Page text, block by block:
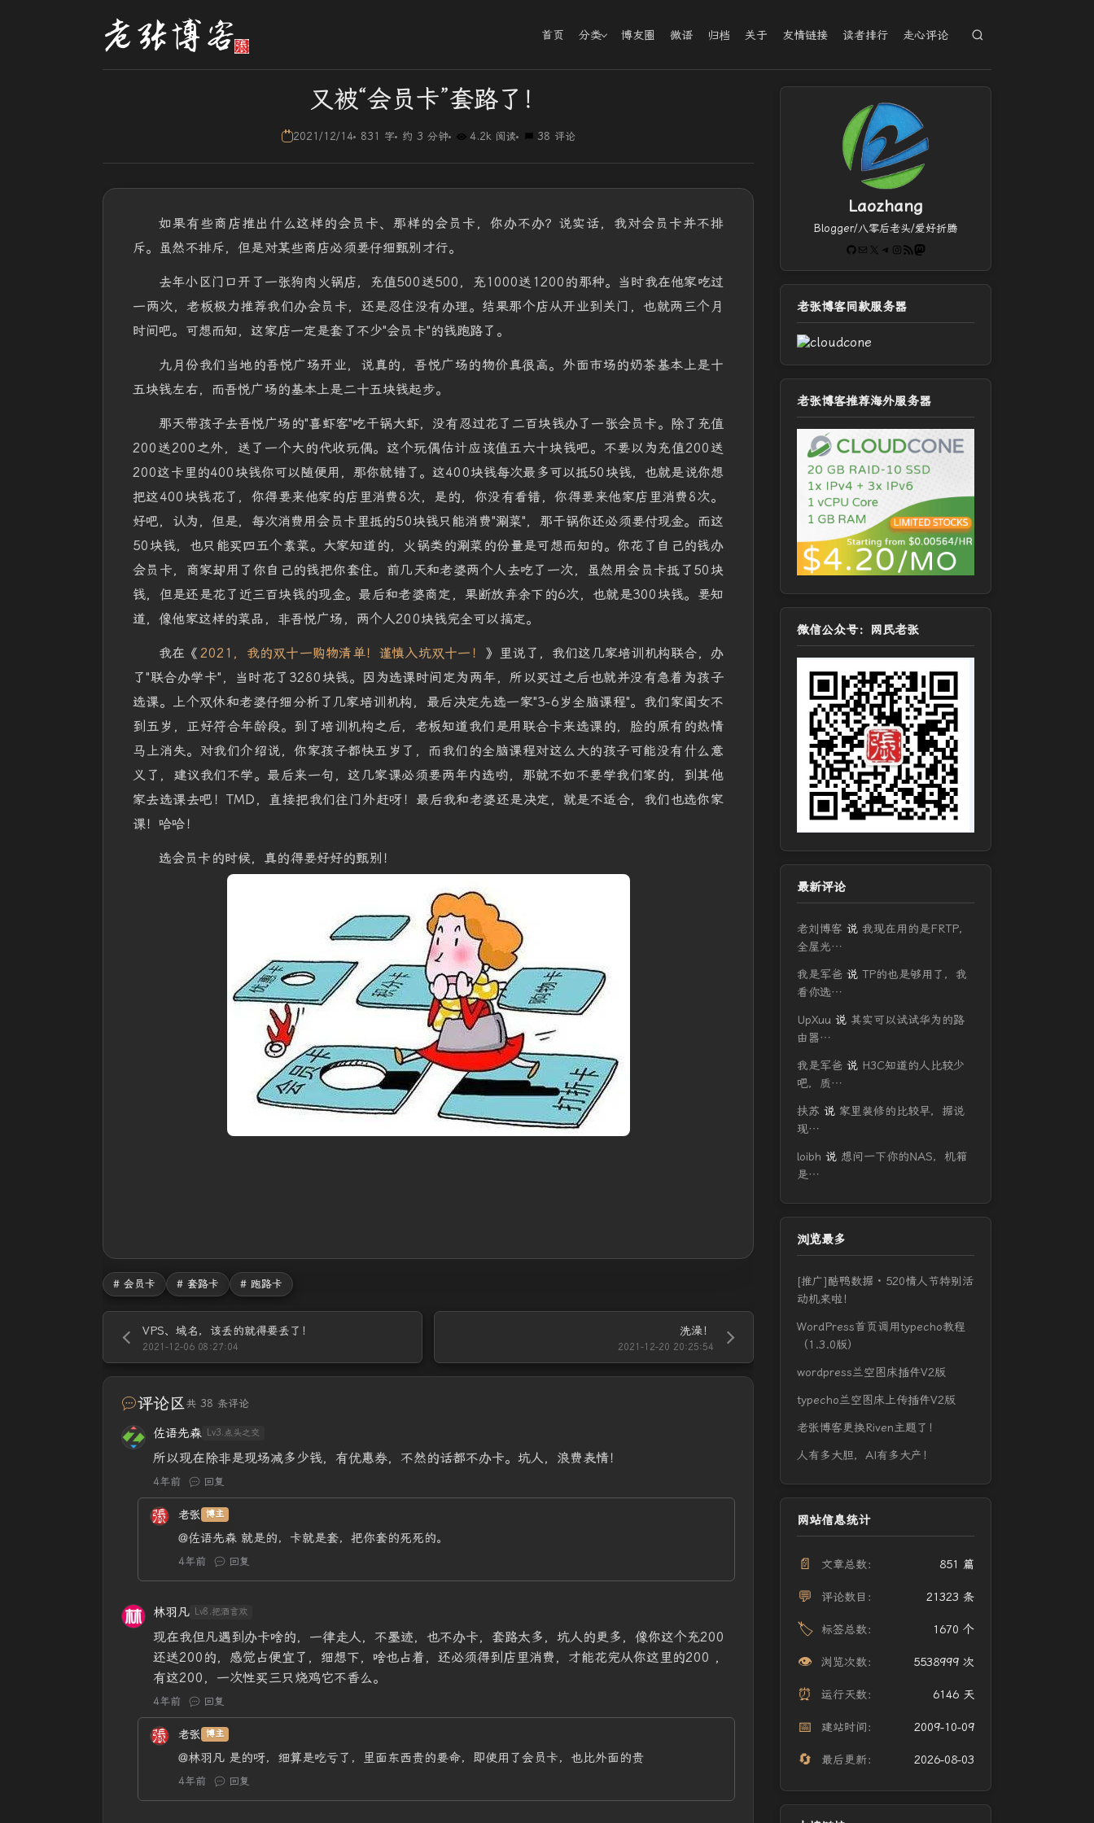
首页 分类 博友圈 微语 归档 关于 友情链接 读者排行 走心评论
又被“会员卡”套路了！
2021/12/14 831 字 约 3 分钟 4.2k 阅读 38 评论
如果有些商店推出什么这样的会员卡、那样的会员卡，你办不办？说实话，我对会员卡并不排
斥。虽然不排斥，但是对某些商店必须要仔细甄别才行。
去年小区门口开了一张狗肉火锅店，充值500送500，充1000送1200的那种。当时我在他家吃过
一两次，老板极力推荐我们办会员卡，还是忍住没有办理。结果那个店从开业到关门，也就两三个月
时间吧。可想而知，这家店一定是套了不少"会员卡"的钱跑路了。
九月份我们当地的吾悦广场开业，说真的，吾悦广场的物价真很高。外面市场的奶茶基本上是十
五块钱左右，而吾悦广场的基本上是二十五块钱起步。
那天带孩子去吾悦广场的"喜虾客"吃干锅大虾，没有忍过花了二百块钱办了一张会员卡。除了充值
200送200之外，送了一个大的代收玩偶。这个玩偶估计应该值五六十块钱吧。不要以为充值200送
200这卡里的400块钱你可以随便用，那你就错了。这400块钱每次最多可以抵50块钱，也就是说你想
把这400块钱花了，你得要来他家的店里消费8次，是的，你没有看错，你得要来他家店里消费8次。
好吧，认为，但是，每次消费用会员卡里抵的50块钱只能消费"涮菜"，那干锅你还必须要付现金。而这
50块钱，也只能买四五个素菜。大家知道的，火锅类的涮菜的份量是可想而知的。你花了自己的钱办
会员卡，商家却用了你自己的钱把你套住。前几天和老婆两个人去吃了一次，虽然用会员卡抵了50块
钱，但是还是花了近三百块钱的现金。最后和老婆商定，果断放弃余下的6次，也就是300块钱。要知
道，像他家这样的菜品，非吾悦广场，两个人200块钱完全可以搞定。
我在《 2021，我的双十一购物清单！谨慎入坑双十一！
》里说了，我们这几家培训机构联合，办
了"联合办学卡"，当时花了3280块钱。因为选课时间定为两年，所以买过之后也就并没有急着为孩子
选课。上个双休和老婆仔细分析了几家培训机构，最后决定先选一家"3-6岁全脑课程"。我们家闺女不
到五岁，正好符合年龄段。到了培训机构之后，老板知道我们是用联合卡来选课的，脸的原有的热情
马上消失。对我们介绍说，你家孩子都快五岁了，而我们的全脑课程对这么大的孩子可能没有什么意
义了，建议我们不学。最后来一句，这几家课必须要两年内选哟，那就不如不要学我们家的，到其他
家去选课去吧！TMD，直接把我们往门外赶呀！最后我和老婆还是决定，就是不适合，我们也选你家
课！哈哈！
选会员卡的时候，真的得要好好的甄别！
# 会员卡 # 套路卡 # 跑路卡
VPS、域名，该丢的就得要丢了！
2021-12-06 08:27:04
洗澡！
2021-12-20 20:25:54
评论区共 38 条评论
佐语先森 Lv3.点头之交
所以现在除非是现场减多少钱，有优惠券，不然的话都不办卡。坑人，浪费表情！
4年前 回复
老张 博主
@佐语先森 就是的，卡就是套，把你套的死死的。
4年前 回复
林羽凡 Lv8.把酒言欢
现在我但凡遇到办卡啥的，一律走人，不墨迹，也不办卡，套路太多，坑人的更多，像你这个充200
还送200的，感觉占便宜了，细想下，啥也占着，还必须得到店里消费，才能花完从你这里的200 ，
有这200，一次性买三只烧鸡它不香么。
4年前 回复
老张 博主
@林羽凡 是的呀，细算是吃亏了，里面东西贵的要命，即使用了会员卡，也比外面的贵
4年前 回复
Laozhang
Blogger/八零后老头/爱好折腾
GitHub
电子邮件 X Telegram
Instagram
RSS FeedMastodon
老张博客同款服务器
老张博客推荐海外服务器
微信公众号：网民老张
最新评论
老刘博客 说 我现在用的是FRTP，
全屋光…
我是军爸 说 TP的也是够用了，我
看你选…
UpXuu 说 其实可以试试华为的路
由器…
我是军爸 说 H3C知道的人比较少
吧，质…
扶苏 说 家里装修的比较早，据说
现…
loibh 说 想问一下你的NAS，机箱
是…
浏览最多
[推广]酷鸭数据 · 520情人节特别活
动机来啦！
WordPress首页调用typecho教程
（1.3.0版）
wordpress兰空图床插件V2版
typecho兰空图床上传插件V2版
老张博客更换Riven主题了！
人有多大胆，AI有多大产！
网站信息统计
📄 文章总数： 851 篇
💬 评论数目： 21323 条
🏷️ 标签总数： 1670 个
👁️ 浏览次数： 5538999 次
⏰ 运行天数： 6146 天
📅 建站时间： 2009-10-09
🔄 最后更新： 2026-08-03